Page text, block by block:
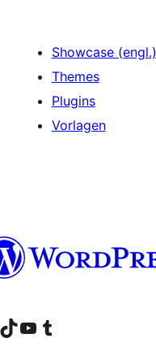
Showcase (engl.)
Themes
Plugins
Vorlagen
besuchen
WordPress.org besuchen
von WordPress.org besuchen
Das TikTok-Konto von WordPress.org besuchen
Den YouTube-Kanal von WordPress.org besuchen
Das Tumblr-Konto von WordPress.org besuchen